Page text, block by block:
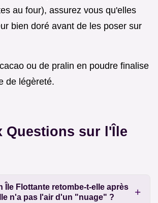
au four), assurez vous qu'elles
bien doré avant de les poser sur
ou de pralin en poudre finalise
de légèreté.
Questions sur l'Île
Île Flottante retombe-t-elle après
n'a pas l'air d'un "nuage" ?